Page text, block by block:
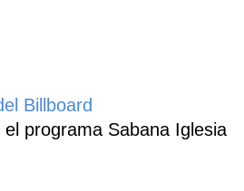
Billboard
programa Sabana Iglesia